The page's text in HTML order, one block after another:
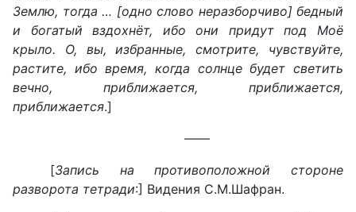
Землю, тогда … [одно слово неразборчиво] бедный
и богатый вздохнёт, ибо они придут под Моё
крыло. О, вы, избранные, смотрите, чувствуйте,
растите, ибо время, когда солнце будет светить
вечно, приближается, приближается,
приближается.]
——
[Запись на противоположной стороне
разворота тетради:] Видения С.М.Шафран.